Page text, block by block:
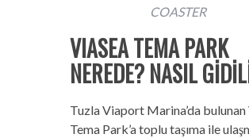
COASTER
VIASEA TEMA PARK
NEREDE? NASIL
Tuzla Viaport Marina’da bulunan
Tema Park’a toplu taşıma ile